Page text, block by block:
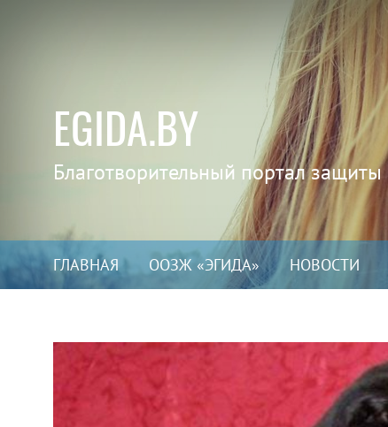
EGIDA.BY
Благотворительный портал
ГЛАВНАЯ ООЗЖ «ЭГИДА» НОВОСТИ